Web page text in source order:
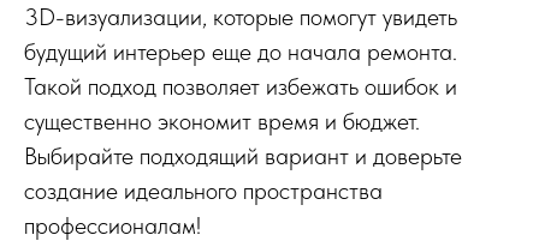
3D-визуализации, которые помогут увидеть
будущий интерьер еще до начала ремонта.
Такой подход позволяет избежать ошибок и
существенно экономит время и бюджет.
Выбирайте подходящий вариант и доверьте
создание идеального пространства
профессионалам!